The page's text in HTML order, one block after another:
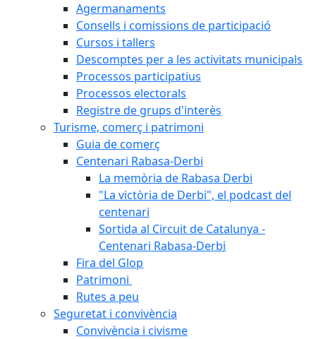
Agermanaments
Consells i comissions de participació
Cursos i tallers
Descomptes per a les activitats municipals
Processos participatius
Processos electorals
Registre de grups d'interès
Turisme, comerç i patrimoni
Guia de comerç
Centenari Rabasa-Derbi
La memòria de Rabasa Derbi
"La victòria de Derbi", el podcast del
centenari
Sortida al Circuit de Catalunya -
Centenari Rabasa-Derbi
Fira del Glop
Patrimoni
Rutes a peu
Seguretat i convivència
Convivència i civisme